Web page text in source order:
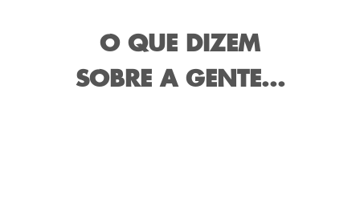
O QUE DIZEM
SOBRE A GENTE...